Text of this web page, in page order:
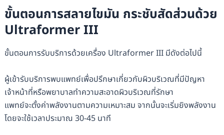
ขั้นตอนการสลายไขมัน กระชับสัดส่วนด้วย
Ultraformer III
ขั้นตอนการรับบริการด้วยเครื่อง Ultraformer III มีดังต่อไปนี้
ผู้เข้ารับบริการพบแพทย์เพื่อปรึกษาเกี่ยวกับผิวบริเวณที่มีปัญหา
เจ้าหน้าที่หรือพยาบาลทำความสะอาดผิวบริเวณที่รักษา
แพทย์จะตั้งค่าพลังงานตามความเหมาะสม จากนั้นจะเริ่มยิงพลังงาน
โดยจะใช้เวลาประมาณ 30-45 นาที